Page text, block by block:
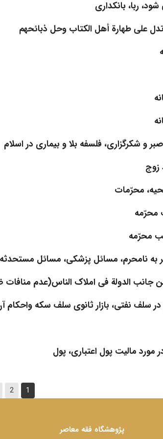
ربا، بانکداری
على طهارة أهل الکتاب وحل ذبائحهم
و شکرگزاری، فلسفه بلا و بیماری در اسلام
زوج
محرّمات
محرّمه
محرّمه
نامحرم، مسائل پزشکی، مسائل مستحدثه
جانب الدولة فی املاک الناس(عدم
در سلف نفتی، بازار ثانوی سلف سکه
مورد مالیت پول اعتباری، پول
1
2
پژوهشگاه فقه معاصر